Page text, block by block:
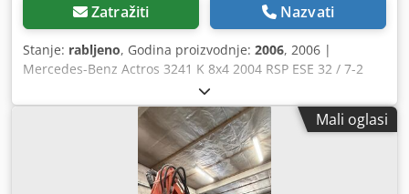
Zatražiti Nazvati
Stanje: rabljeno, Godina proizvodnje: 2006, 2006 |
Mercedes-Benz Actros 3241 K 8x4 2004 RSP ESE 32 / 7-2
Dvostruka turbina | Usisno vozilo | 204214 km 📍Lokacija:
Francuska 🚛 Dostava moguća na vašu lokaciju –
Upotrijebite kalkulator za izračun cijene transporta! 💰 Kupi
odmah za EUR 57.000 ili pošalji ponudu. Plaćanje pri
isporuci moguće uz malu naknadu (podložno odobrenju)*
👷‍♂️ Pregledao neovisni stručnjak 32 kontrolne točke, 30
Mali oglasi